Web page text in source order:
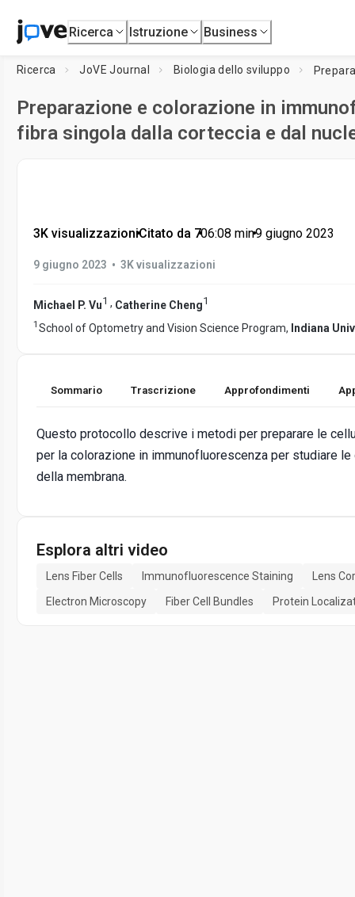
Ricerca Istruzione Business
Ricerca JoVE Journal Biologia dello sviluppo
Preparazione e colorazione in
fibra singola dalla corteccia e dal
3K visualizzazioni•Citato da 7•06:08 min•9 giugno 2023
9 giugno 2023 • 3K visualizzazioni
Michael P. Vu1 , Catherine Cheng1
1 School of Optometry and Vision Science Program, Indiana
Sommario Trascrizione Approfondimenti
Questo protocollo descrive i metodi per preparare le
per la colorazione in immunofluorescenza per studiare
della membrana.
Esplora altri video
Lens Fiber Cells Immunofluorescence Staining
Lens
Electron Microscopy
Fiber Cell Bundles Protein